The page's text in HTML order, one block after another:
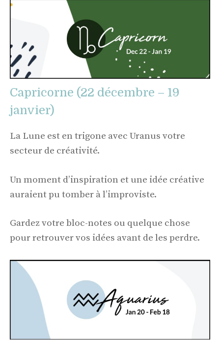
Capricorne (22 décembre – 19
janvier)
La Lune est en trigone avec Uranus votre
secteur de créativité.
Un moment d’inspiration et une idée créative
auraient pu tomber à l’improviste.
Gardez votre bloc-notes ou quelque chose
pour retrouver vos idées avant de les perdre.